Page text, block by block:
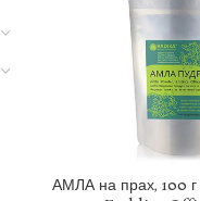
1 EUR =
АМЛА на прах, 100